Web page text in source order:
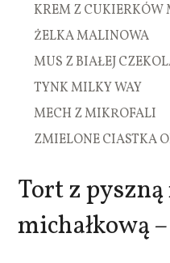
KREM Z
ŻELKA MALINOWA
MUS Z BIAŁEJ
TYNK MILKY WAY
MECH Z MIKROFALI
ZMIELONE CIASTKA
Tort z pyszną
michałkową